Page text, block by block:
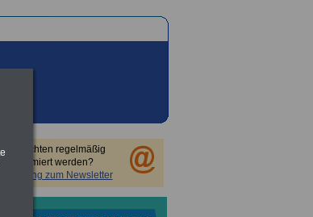
möchten regelmäßig
informiert werden?
zum Newsletter